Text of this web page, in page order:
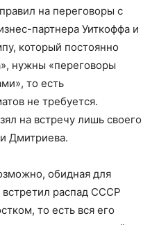
на переговоры с
партнера Уиткоффа и
который постоянно
нужны «переговоры
то есть
не требуется.
на встречу лишь своего
Дмитриева.
обидная для
распад СССР
то есть вся его